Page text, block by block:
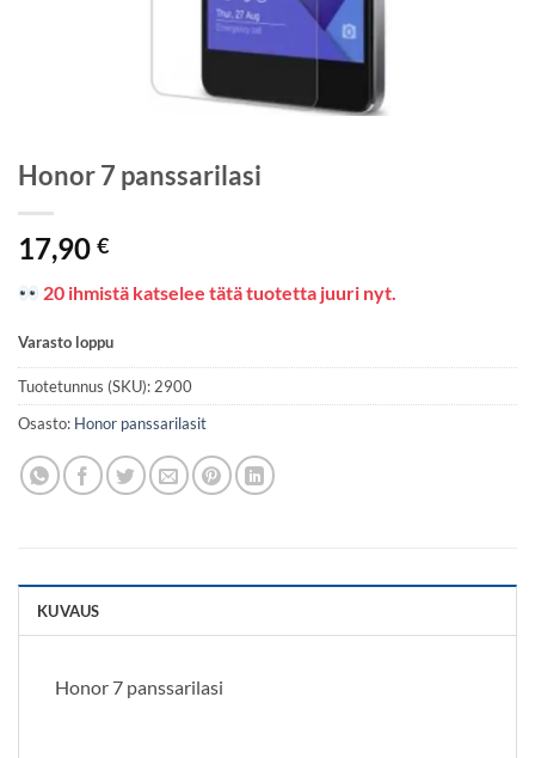
Honor 7 panssarilasi
17,90 €
20 ihmistä katselee tätä tuotetta juuri nyt.
Varasto loppu
Tuotetunnus (SKU): 2900
Osasto: Honor panssarilasit
KUVAUS
Honor 7 panssarilasi